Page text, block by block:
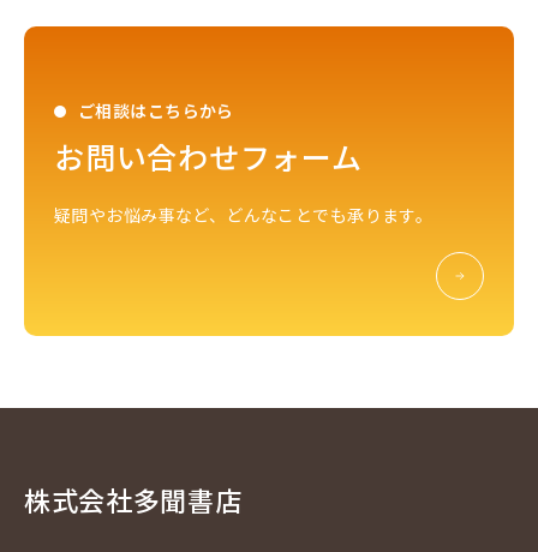
ご相談はこちらから
お問い合わせフォーム
疑問やお悩み事など、どんなことでも承ります。
株式会社多聞書店